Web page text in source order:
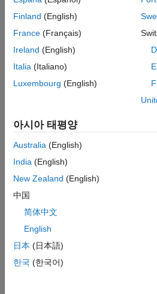
NET.createDictionary
NET.enableAutoRelease
도움말 항목
MATLAB converts .NET function
Handle Data Returned from .NET
Pass System.String Arguments
Examples using
Use Cell Arrays of .NET Data
Finland (English)
France (Français)
Ireland (English)
Italia (Italiano)
Luxembourg (English)
아시아 태평양
Australia (English)
India (English)
New Zealand (English)
中国
简体中文
English
日本 (日本語)
한국 (한국어)